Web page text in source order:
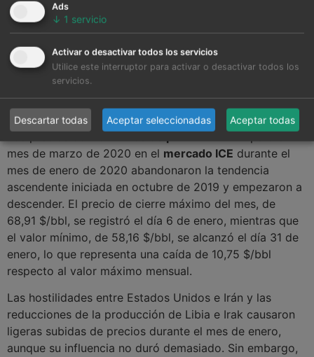
En general, las caídas de los futuros de electricidad
están relacionadas con las bajadas de los precios de los
futuros de gas y carbón, y en la región nórdica, con los
altos niveles de reserva de energía hidroeléctrica.
Brent, combustibles y CO
Los precios de los futuros depetróleo Brentpara el
mes de marzo de 2020 en el mercado ICE durante el
mes de enero de 2020 abandonaron la tendencia
ascendente iniciada en octubre de 2019 y empezaron a
descender. El precio de cierre máximo del mes, de
68,91 $/bbl, se registró el día 6 de enero, mientras que
el valor mínimo, de 58,16 $/bbl, se alcanzó el día 31 de
enero, lo que representa una caída de 10,75 $/bbl
respecto al valor máximo mensual.
Las hostilidades entre Estados Unidos e Irán y las
reducciones de la producción de Libia e Irak causaron
ligeras subidas de precios durante el mes de enero,
aunque su influencia no duró demasiado. Sin embargo,
Ads
↓ 1 servicio
Activar o desactivar todos los servicios
Utilice este interruptor para activar o desactivar todos los
servicios.
Descartar todas Aceptar seleccionadas Aceptar todas